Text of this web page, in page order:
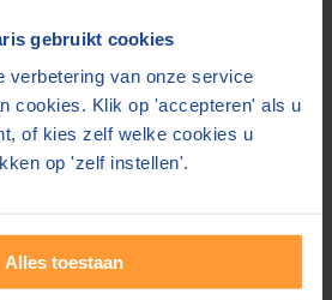
gebruikt cookies
verbetering van onze service
cookies. Klik op 'accepteren' als u
of kies zelf welke cookies u
op 'zelf instellen'.
Alles toestaan
kwaliteit.
kent de laagste online
bij meerdere notarissen
de voor u
hierdoor op de kosten.